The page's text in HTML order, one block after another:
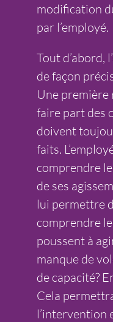
modification
par l’employé.
Tout d’abord,
de façon
Une
faire part des
doivent
faits.
comprendre
de ses
lui permettre
comprendre
poussent à
manque de
de capacité?
Cela
l’intervention